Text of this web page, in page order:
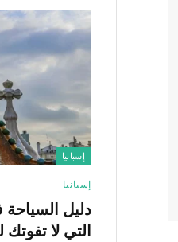
إسبانيا
إسبانيا
دليل
التي لا تفوتك